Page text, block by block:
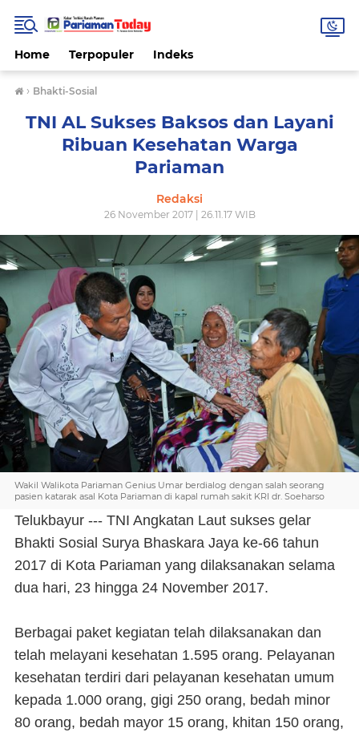
Home Terpopuler Indeks
› Bhakti-Sosial
TNI AL Sukses Baksos dan Layani
Ribuan Kesehatan Warga
Pariaman
Redaksi
26 November 2017 | 26.11.17 WIB
Wakil Walikota Pariaman Genius Umar berdialog dengan salah seorang
pasien katarak asal Kota Pariaman di kapal rumah sakit KRI dr. Soeharso
Telukbayur --- TNI Angkatan Laut sukses gelar
Bhakti Sosial Surya Bhaskara Jaya ke-66 tahun
2017 di Kota Pariaman yang dilaksanakan selama
dua hari, 23 hingga 24 November 2017.
Berbagai paket kegiatan telah dilaksanakan dan
telah melayani kesehatan 1.595 orang. Pelayanan
kesehatan terdiri dari pelayanan kesehatan umum
kepada 1.000 orang, gigi 250 orang, bedah minor
80 orang, bedah mayor 15 orang, khitan 150 orang,